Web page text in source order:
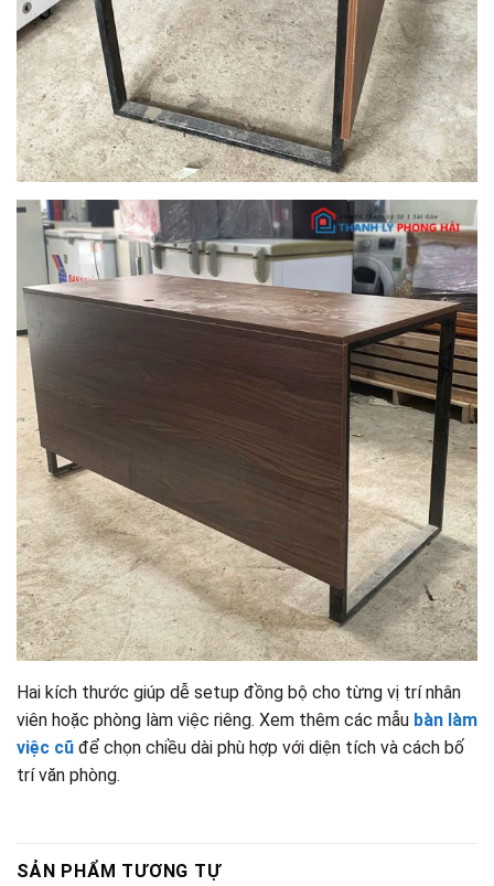
Hai kích thước giúp dễ setup đồng bộ cho từng vị trí nhân
viên hoặc phòng làm việc riêng. Xem thêm các mẫu bàn làm
việc cũ để chọn chiều dài phù hợp với diện tích và cách bố
trí văn phòng.
SẢN PHẨM TƯƠNG TỰ